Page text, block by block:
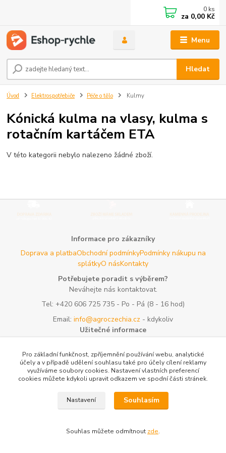
Menu
Hledat
0 ks
za 0,00 Kč
Úvod Elektrospotřebiče Péče o tělo Kulmy
Kónická kulma na vlasy, kulma s
rotačním kartáčem ETA
V této kategorii nebylo nalezeno žádné zboží.
Informace pro zákazníky
Doprava a platbaObchodní podmínkyPodmínky nákupu na
splátkyO násKontakty
Potřebujete poradit s výběrem?
Neváhejte nás kontaktovat.
Tel: +420 606 725 735 - Po - Pá (8 - 16 hod)
Email: info@agroczechia.cz - kdykoliv
Užitečné informace
lesníckeho náradia a potriebFormulář odstoupení o
smlouvyReklamace a vrácení zbožíRady a tipyTabulky rozměrů
oblečení a obuviMapa stránek
Vytvořeno na Eshop-rychle.cz
Pro základní funkčnost, zpříjemnění používání webu, analytické
účely a v případě udělení souhlasu také pro účely cílení reklamy
využíváme soubory cookies. Nastavení vlastních preferencí
cookies můžete kdykoli upravit odkazem ve spodní části stránek.
Nastavení Souhlasím
Souhlas můžete odmítnout zde.